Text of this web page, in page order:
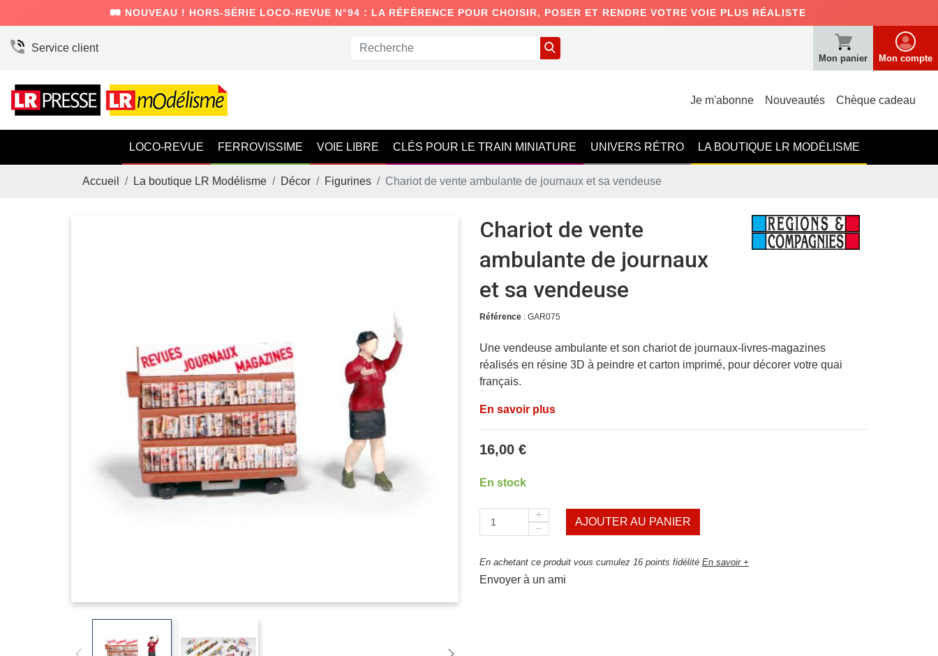
🛤️ NOUVEAU ! HORS-SÉRIE LOCO-REVUE N°94 : LA RÉFÉRENCE POUR CHOISIR, POSER ET RENDRE VOTRE VOIE PLUS RÉALISTE
Service client
Mon panier Mon compte
Je m'abonne Nouveautés Chèque cadeau
LOCO-REVUE FERROVISSIME VOIE LIBRE CLÉS POUR LE TRAIN MINIATURE UNIVERS RÉTRO LA BOUTIQUE LR MODÉLISME
Accueil La boutique LR Modélisme Décor Figurines Chariot de vente ambulante de journaux et sa vendeuse
Chariot de vente
ambulante de journaux
et sa vendeuse
Référence : GAR075
Une vendeuse ambulante et son chariot de journaux-livres-magazines
réalisés en résine 3D à peindre et carton imprimé, pour décorer votre quai
français.
En savoir plus
16,00 €
En stock
AJOUTER AU PANIER
En achetant ce produit vous cumulez 16 points fidélité En savoir +
Envoyer à un ami